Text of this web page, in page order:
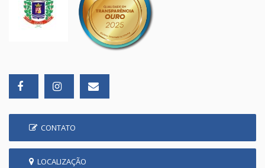
CONTATO
LOCALIZAÇÃO